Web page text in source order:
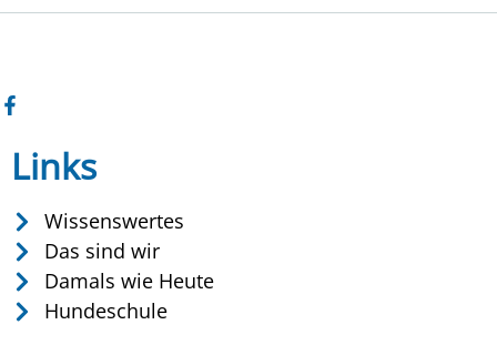
Links
Wissenswertes
Das sind wir
Damals wie Heute
Hundeschule